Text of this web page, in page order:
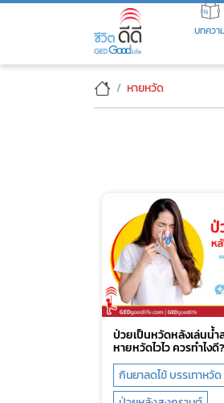
Skip
บทควา
หายหวัด
ป่วยเป็นหวัดหลังเล่นน้ำ
หายหวัดไวไว ควรทำไงดี?
กินยาลดไข้ บรรเทาหวัด